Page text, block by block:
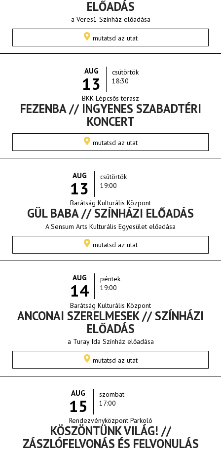
ELŐADÁS
a Veres1 Színház előadása
mutatsd az utat
AUG
13
csütörtök
18:30
BKK Lépcsős terasz
FEZENBA // INGYENES SZABADTÉRI
KONCERT
mutatsd az utat
AUG
13
csütörtök
19:00
Barátság Kulturális Központ
GÜL BABA // SZÍNHÁZI ELŐADÁS
A Sensum Arts Kulturális Egyesület előadása
mutatsd az utat
AUG
14
péntek
19:00
Barátság Kulturális Központ
ANCONAI SZERELMESEK // SZÍNHÁZI
ELŐADÁS
a Turay Ida Színház előadása
mutatsd az utat
AUG
15
szombat
17:00
Rendezvényközpont Parkoló
KÖSZÖNTÜNK VILÁG! //
ZÁSZLÓFELVONÁS ÉS FELVONULÁS